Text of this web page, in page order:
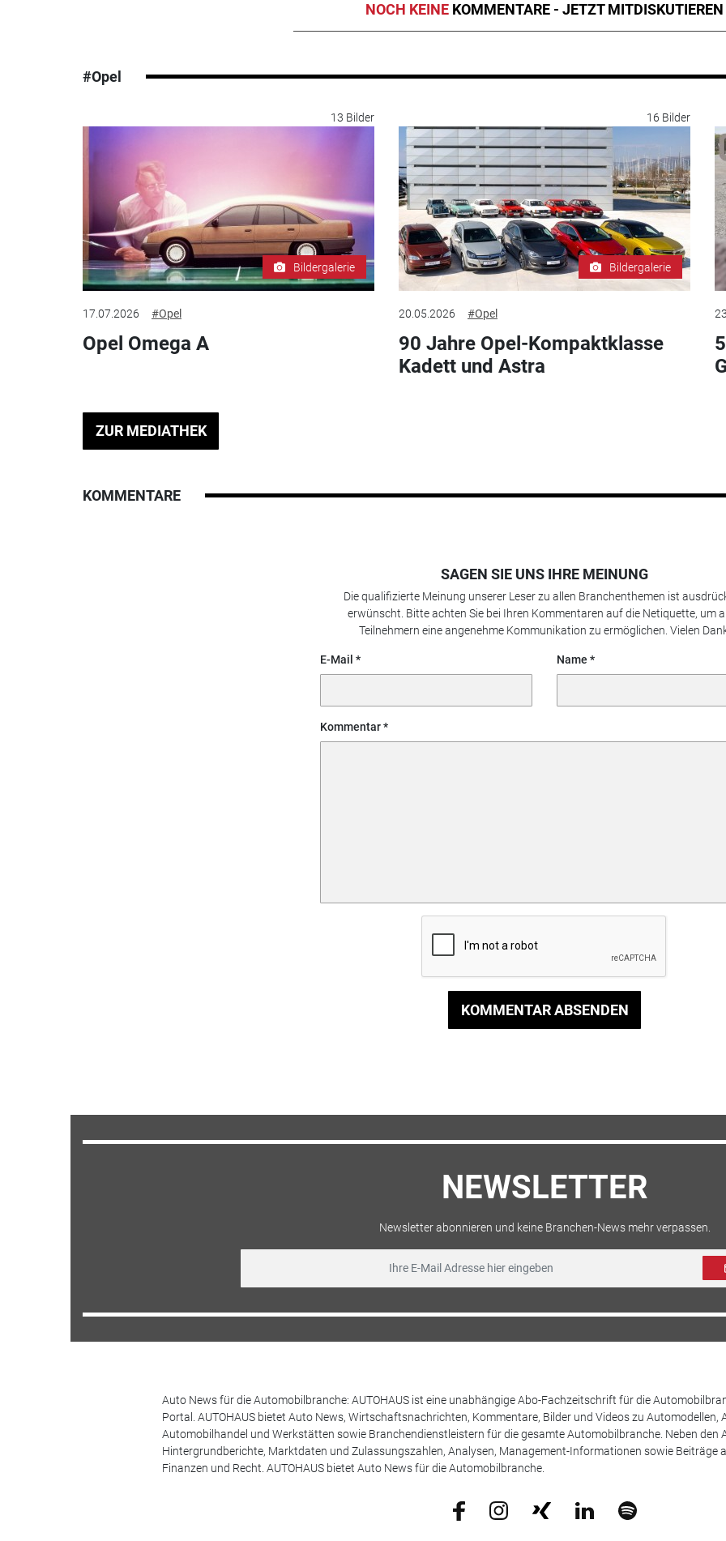
NOCH KEINE KOMMENTARE - JETZT MITDISKUTIEREN
#Opel
13 Bilder
Bildergalerie
17.07.2026 #Opel
Opel Omega A
16 Bilder
Bildergalerie
20.05.2026 #Opel
90 Jahre Opel-Kompaktklasse
Kadett und Astra
ZUR MEDIATHEK
KOMMENTARE
SAGEN SIE UNS IHRE MEINUNG
Die qualifizierte Meinung unserer Leser zu allen Branchenthemen ist
erwünscht. Bitte achten Sie bei Ihren Kommentaren auf die Netiquette, um
Teilnehmern eine angenehme Kommunikation zu ermöglichen. Vielen
E-Mail Name
Kommentar
KOMMENTAR ABSENDEN
NEWSLETTER
Newsletter abonnieren und keine Branchen-News mehr verpassen.
Auto News für die Automobilbranche: AUTOHAUS ist eine unabhängige Abo-Fachzeitschrift für die
Portal. AUTOHAUS bietet Auto News, Wirtschaftsnachrichten, Kommentare, Bilder und Videos zu
Automobilhandel und Werkstätten sowie Branchendienstleistern für die gesamte Automobilbranche. Neben den
Hintergrundberichte, Marktdaten und Zulassungszahlen, Analysen, Management-Informationen sowie Beiträge
Finanzen und Recht. AUTOHAUS bietet Auto News für die Automobilbranche.